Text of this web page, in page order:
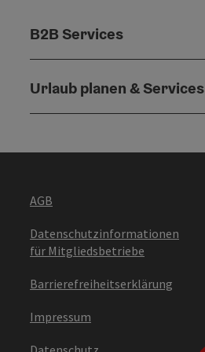
B2B Services
Urlaub planen & Services
AGB
Datenschutzinformationen
für Mitgliedsbetriebe
Barrierefreiheitserklärung
Impressum